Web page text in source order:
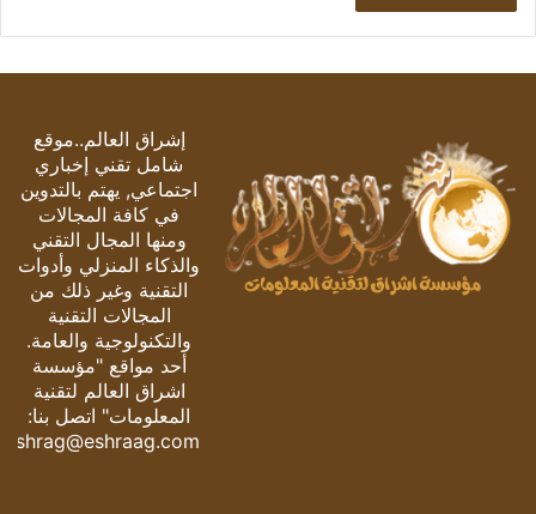
إشراق العالم..موقع
شامل تقني إخباري
اجتماعي, يهتم بالتدوين
في كافة المجالات
ومنها المجال التقني
والذكاء المنزلي وأدوات
التقنية وغير ذلك من
المجالات التقنية
والتكنولوجية والعامة.
أحد مواقع "مؤسسة
اشراق العالم لتقنية
المعلومات" اتصل بنا:
eshrag@eshraag.com